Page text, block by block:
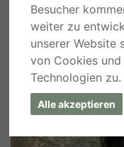
Besucher
weiter zu
unserer Website
von Cookies
Technologien zu.
Alle akzeptieren